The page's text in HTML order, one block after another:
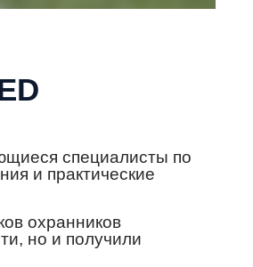
специалисты по
и практические
охранников
но и получили